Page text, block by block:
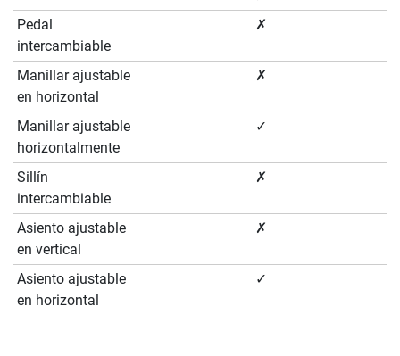
Pedal
intercambiable
✗
Manillar ajustable
en horizontal
✗
Manillar ajustable
horizontalmente
✓
Sillín
intercambiable
✗
Asiento ajustable
en vertical
✗
Asiento ajustable
en horizontal
✓